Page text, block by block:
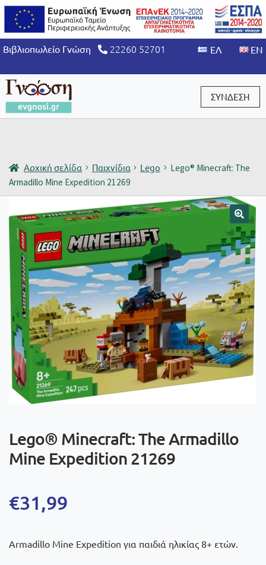
Βιβλιοπωλείο Γνώση 22260 52701
ΣΥΝΔΕΣΗ
Αρχική σελίδα Παιχνίδια Lego
Lego® Minecraft: The
Armadillo Mine Expedition 21269
🔍
Lego® Minecraft: The Armadillo
Mine Expedition 21269
€31,99
Armadillo Mine Expedition για παιδιά ηλικίας 8+ ετών.